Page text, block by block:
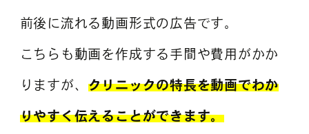
前後に流れる動画形式の広告です。
こちらも動画を作成する手間や費用がかか
りますが、 クリニックの特長を動画でわか
りやすく伝えることができます。